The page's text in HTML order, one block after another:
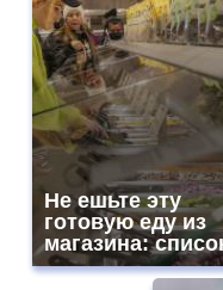
Не ешьте эту
готовую еду из
магазина: